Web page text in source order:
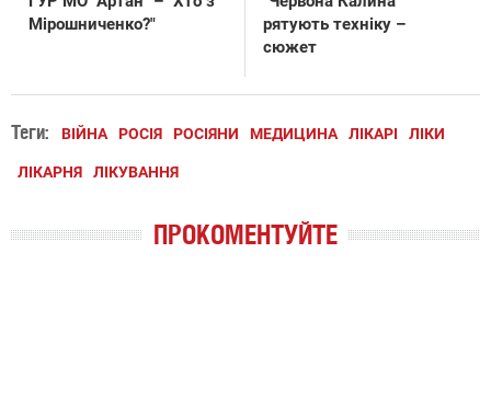
Мірошниченко?"
рятують техніку –
сюжет
Теги: ВІЙНА РОСІЯ РОСІЯНИ МЕДИЦИНА ЛІКАРІ ЛІКИ
ЛІКАРНЯ ЛІКУВАННЯ
ПРОКОМЕНТУЙТЕ